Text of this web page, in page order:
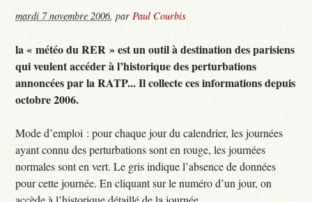
mardi 7 novembre 2006,parPaul Courbis
la « météo du RER » est un outil à destination des parisiens
qui veulent accéder à l’historique des perturbations
annoncées par la RATP... Il collecte ces informations depuis
octobre 2006.
Mode d’emploi : pour chaque jour du calendrier, les journées
ayant connu des perturbations sont en rouge, les journées
normales sont en vert. Le gris indique l’absence de données
pour cette journée. En cliquant sur le numéro d’un jour, on